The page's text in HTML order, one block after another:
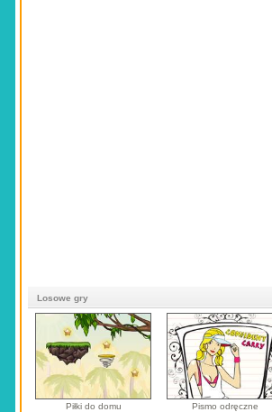
Losowe gry
Piłki do domu Pismo odręczne